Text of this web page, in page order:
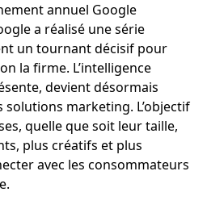
annuel Google
a réalisé une série
un tournant décisif pour
la firme. L’intelligence
devient désormais
solutions marketing. L’objectif
quelle que soit leur taille,
plus créatifs et plus
avec les consommateurs